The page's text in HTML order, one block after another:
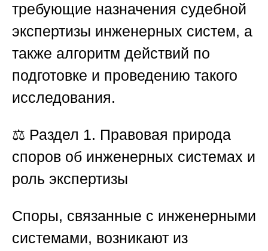
требующие назначения судебной
экспертизы инженерных систем, а
также алгоритм действий по
подготовке и проведению такого
исследования.
⚖️ Раздел 1. Правовая природа
споров об инженерных системах и
роль экспертизы
Споры, связанные с инженерными
системами, возникают из